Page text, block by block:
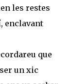
les restes
enclavant
que
un xic